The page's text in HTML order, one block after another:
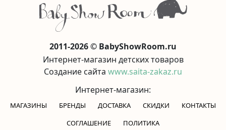
2011-2026 © BabyShowRoom.ru
Интернет-магазин детских товаров
Создание сайта www.saita-zakaz.ru
Интернет-магазин:
МАГАЗИНЫ БРЕНДЫ ДОСТАВКА СКИДКИ
КОНТАКТЫ
CОГЛАШЕНИЕ
ПОЛИТИКА